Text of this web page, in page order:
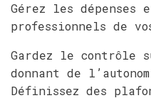
Gérez les
professionnels de
Gardez le contrôle
donnant de
Définissez des